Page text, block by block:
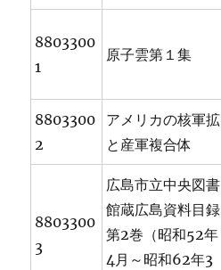
8803300
1
原子雲第１集
8803300
2
アメリカの核軍拡
と産軍複合体
8803300
3
広島市立中央図書
館蔵広島資料目録
第2巻（昭和52年
4月～昭和62年3